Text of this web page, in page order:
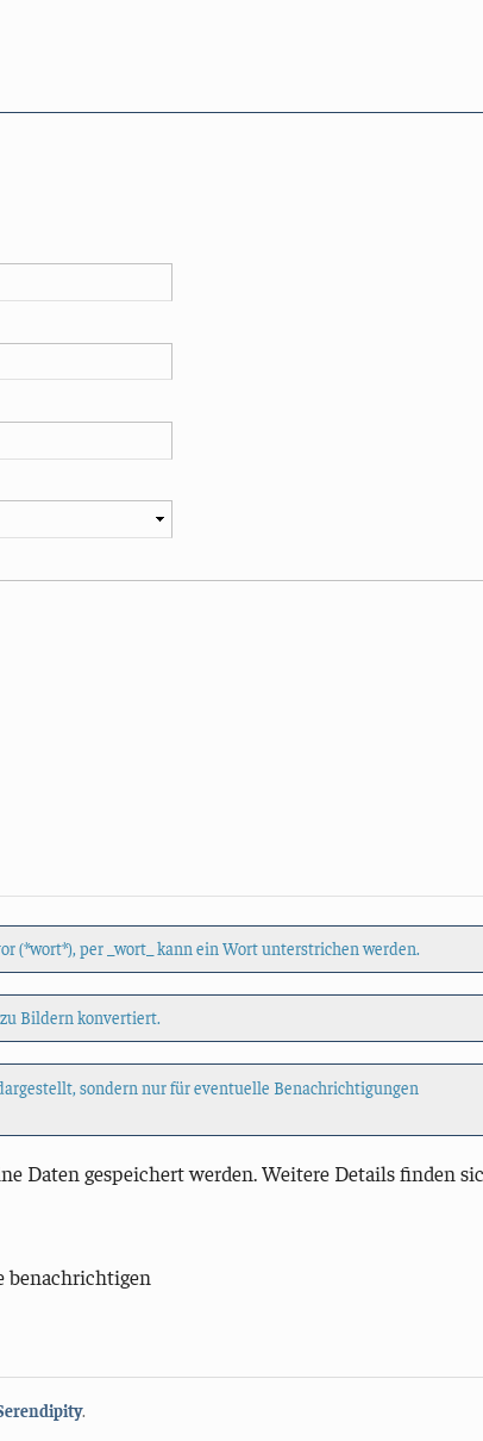
(*wort*), per _wort_ kann ein Wort unterstrichen werden.
Bildern konvertiert.
sondern nur für eventuelle Benachrichtigungen
Daten gespeichert werden. Weitere Details finden
benachrichtigen
.